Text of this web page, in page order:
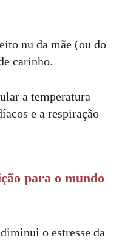
nu da mãe (ou do
carinho.
a temperatura
e a respiração
para o mundo
o estresse da